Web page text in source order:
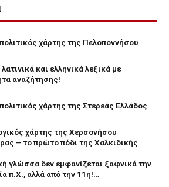
χάρτης της Πελοποννήσου
και ελληνικά λεξικά με
αναζήτησης!
χάρτης της Στερεάς Ελλάδος
χάρτης της Χερσονήσου
– το πρώτο πόδι της Χαλκιδικής
γλώσσα δεν εμφανίζεται ξαφνικά την
π.Χ., αλλά από την 11η!…